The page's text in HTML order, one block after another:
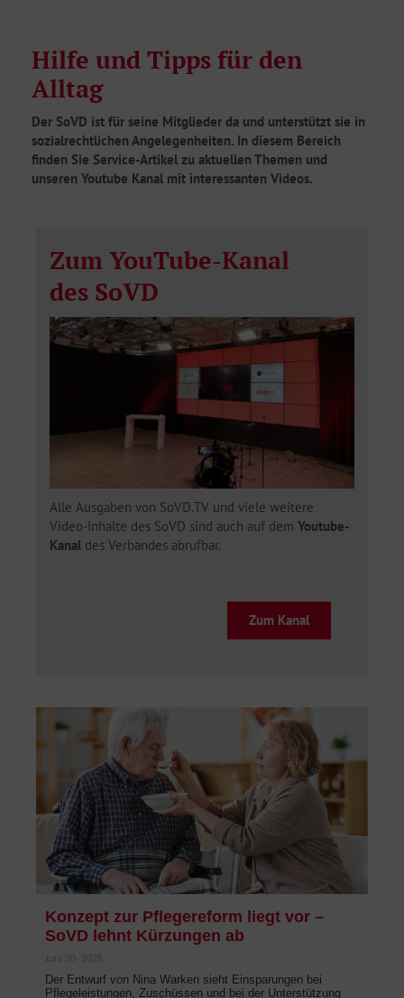
Hilfe und Tipps für den
Alltag
Der SoVD ist für seine Mitglieder da und unterstützt sie in
sozialrechtlichen Angelegenheiten. In diesem Bereich
finden Sie Service-Artikel zu aktuellen Themen und
unseren Youtube Kanal mit interessanten Videos.
Konzept zur Pflegereform liegt vor –
SoVD lehnt Kürzungen ab
Juni 30, 2026
Der Entwurf von Nina Warken sieht Einsparungen bei
Pflegeleistungen, Zuschüssen und bei der Unterstützung
Zum YouTube-Kanal
des SoVD
Alle Ausgaben von SoVD.TV und viele weitere
Video-Inhalte des SoVD sind auch auf dem Youtube-
Kanaldes Verbandes abrufbar.
Zum Kanal